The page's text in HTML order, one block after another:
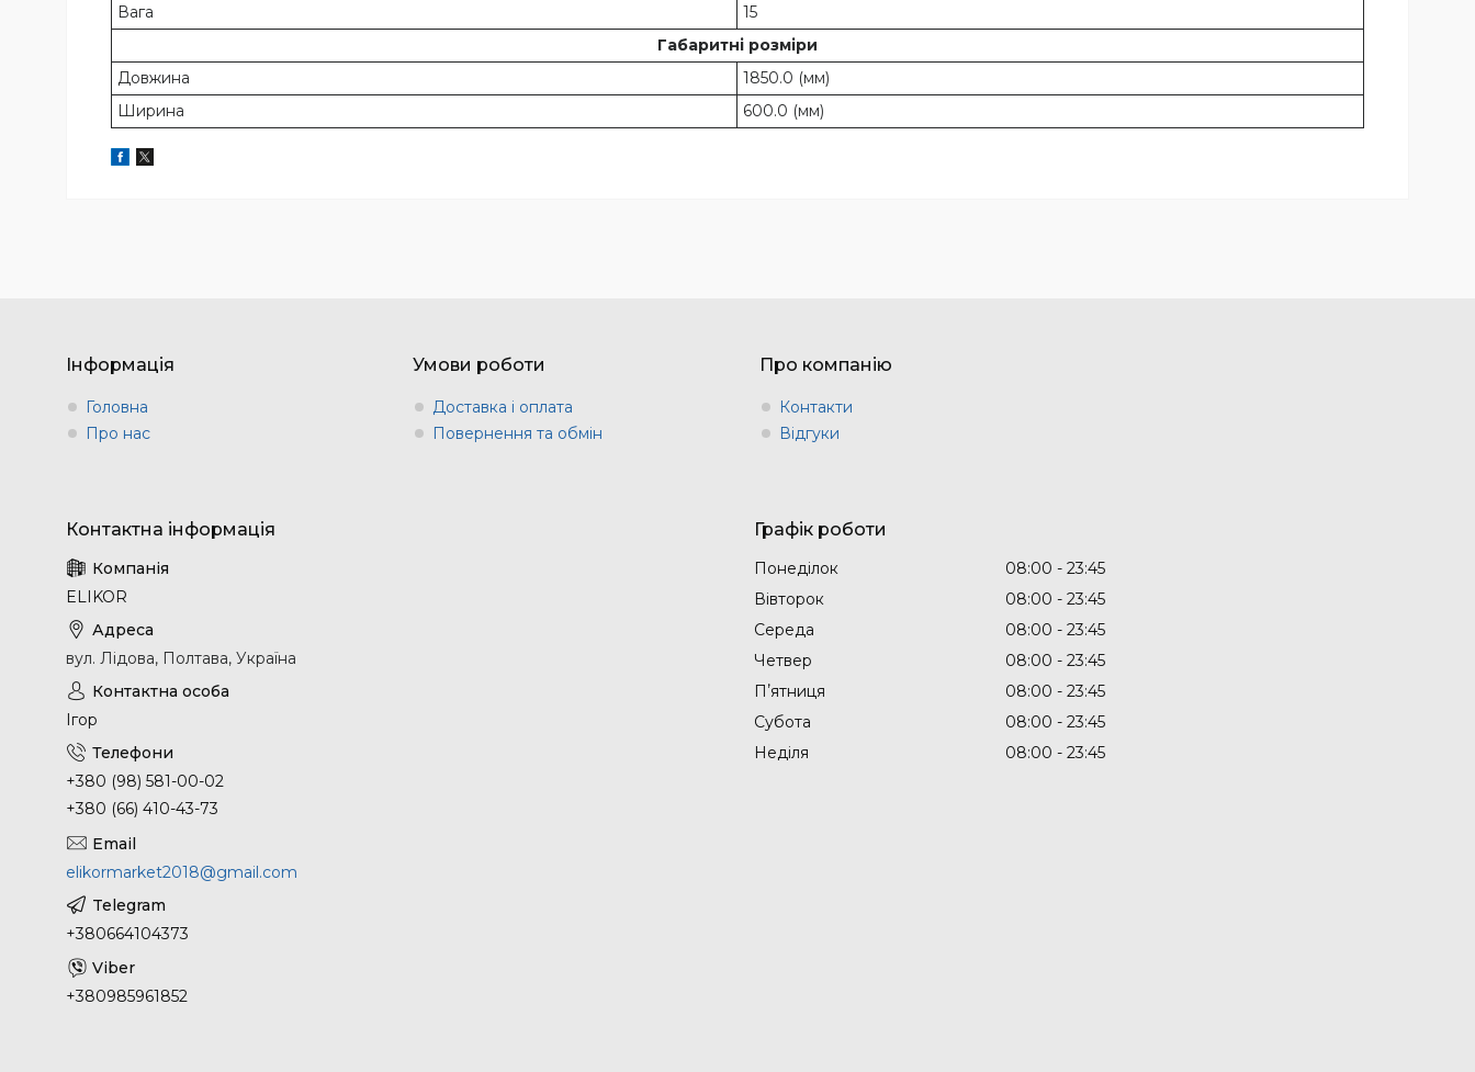
Вага
15
Габаритні розміри
Довжина
1850.0 (мм)
Ширина
600.0 (мм)
Інформація
Головна
Про нас
Умови роботи
Доставка і оплата
Повернення та обмін
Про компанію
Контакти
Відгуки
ELIKOR
вул. Лідова, Полтава, Україна
Ігор
+380 (98) 581-00-02
+380 (66) 410-43-73
elikormarket2018@gmail.com
+380664104373
+380985961852
Графік роботи
Понеділок 08:00
23:45
Вівторок
08:00
23:45
Середа
08:00
23:45
Четвер
08:00
23:45
Пʼятниця
08:00
23:45
Субота
08:00
23:45
Неділя
08:00 23:45